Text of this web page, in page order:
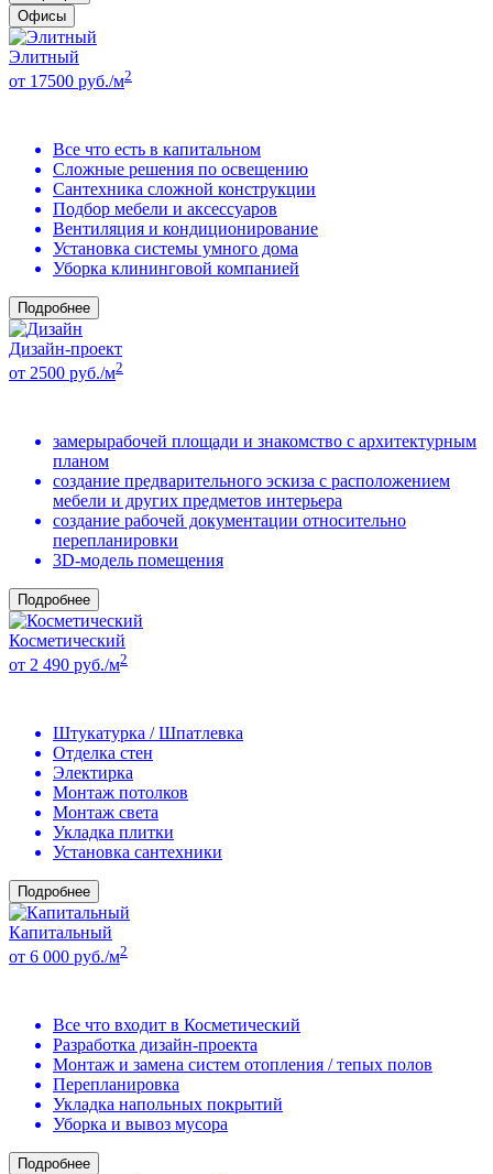
Офисы
Элитный
от 17500 руб./м2
Все что есть в капитальном
Сложные решения по освещению
Сантехника сложной конструкции
Подбор мебели и аксессуаров
Вентиляция и кондиционирование
Установка системы умного дома
Уборка клининговой компанией
Подробнее
Дизайн-проект
от 2500 руб./м2
замерырабочей площади и знакомство с архитектурным
планом
создание предварительного эскиза с расположением
мебели и других предметов интерьера
создание рабочей документации относительно
перепланировки
3D-модель помещения
Подробнее
Косметический
от 2 490 руб./м2
Штукатурка / Шпатлевка
Отделка стен
Электирка
Монтаж потолков
Монтаж света
Укладка плитки
Установка сантехники
Подробнее
Капитальный
от 6 000 руб./м2
Все что входит в Косметический
Разработка дизайн-проекта
Монтаж и замена систем отопления / тепых полов
Перепланировка
Укладка напольных покрытий
Уборка и вывоз мусора
Подробнее